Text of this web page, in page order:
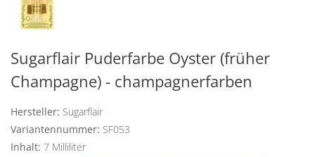
Sugarflair Puderfarbe Oyster (früher
Champagne) - champagnerfarben
Hersteller: Sugarflair
Variantennummer: SF053
Inhalt: 7 Milliliter